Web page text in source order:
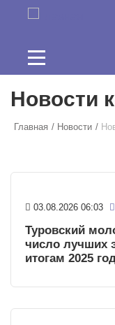
Перейти к
Новости
Главная Новости
03.08.2026 06:03
Туровский
число лучших
итогам 2025